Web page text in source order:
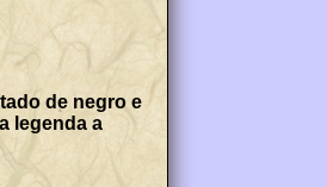
de negro e
legenda a